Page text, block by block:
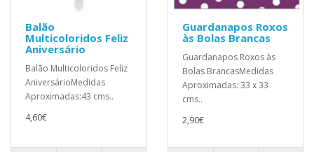
Balão
Multicoloridos Feliz
Aniversário
Balão Multicoloridos Feliz
AniversárioMedidas
Aproximadas:43 cms..
4,60€
Guardanapos Roxos
às Bolas Brancas
Guardanapos Roxos às
Bolas BrancasMedidas
Aproximadas: 33 x 33
cms..
2,90€